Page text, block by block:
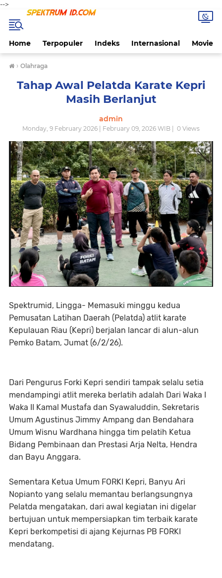
-->
Home Terpopuler Indeks Internasional Movie
› Olahraga
Tahap Awal Pelatda Karate Kepri
Masih Berlanjut
admin
Monday, 9 February 2026 | February 09, 2026 WIB | 0 Views
Spektrumid, Lingga- Memasuki minggu kedua
Pemusatan Latihan Daerah (Pelatda) atlit karate
Kepulauan Riau (Kepri) berjalan lancar di alun-alun
Pemko Batam, Jumat (6/2/26).
Dari Pengurus Forki Kepri sendiri tampak selalu setia
mendampingi atlit mereka berlatih adalah Dari Waka I
Waka II Kamal Mustafa dan Syawaluddin, Sekretaris
Umum Agustinus Jimmy Ampang dan Bendahara
Umum Wisnu Wardhana hingga tim pelatih Ketua
Bidang Pembinaan dan Prestasi Arja Nelta, Hendra
dan Bayu Anggara.
Sementara Ketua Umum FORKI Kepri, Banyu Ari
Nopianto yang selalu memantau berlangsungnya
Pelatda mengatakan, dari awal kegiatan ini digelar
bertujuan untuk mempersiapkan tim terbaik karate
Kepri berkompetisi di ajang Kejurnas PB FORKI
mendatang.